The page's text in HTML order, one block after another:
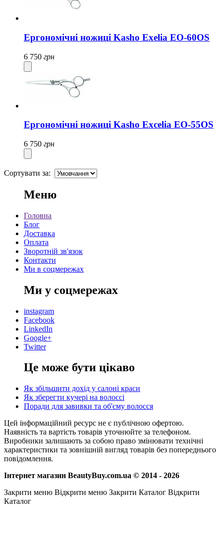
Ергономічні ножиці Kasho Exelia EO-60OS
6 750 грн
Ергономічні ножиці Kasho Excelia EO-55OS
6 750 грн
Сортувати за:
Меню
Головна
Блог
Доставка
Оплата
Зворотній зв'язок
Контакти
Ми в соцмережах
Ми у соцмережах
instagram
Facebook
LinkedIn
Google+
Twitter
Це може бути цікаво
Як збільшити дохід у салоні краси
Як зберегти кучері на волоссі
Поради для завивки та об'єму волосся
Цей інформаційний ресурс не є публічною офертою.
Наявність та вартість товарів уточнюйте за телефоном.
Виробники залишають за собою право змінювати технічні
характеристики та зовнішній вигляд товарів без попереднього
повідомлення.
Інтернет магазин BeautyBuy.com.ua © 2014 - 2026
Закрити меню Відкрити меню Закрити Каталог Відкрити
Каталог